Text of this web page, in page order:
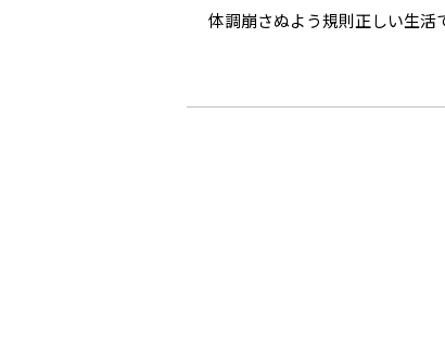
体調崩さぬよう規則正しい生活